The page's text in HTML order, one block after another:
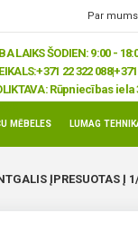
Par mums
LAIKS ŠODIEN: 9:00 -
+371 22 322
Rūpniecības iela
MĒBELES LUMAG
ĮPRESUOTAS Į